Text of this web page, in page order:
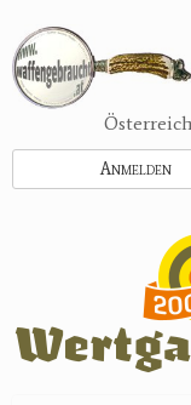
zum
Inhalt
Österreich
Anmelden